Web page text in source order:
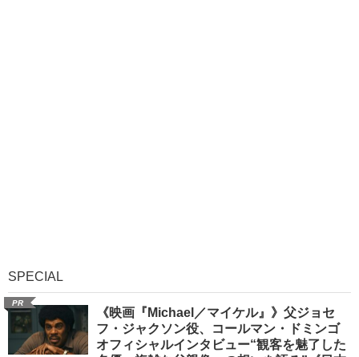
SPECIAL
PR
《映画『Michael／マイケル』》父ジョセ
フ・ジャクソン役、コールマン・ドミンゴ
オフィシャルインタビュー“観客を魅了した